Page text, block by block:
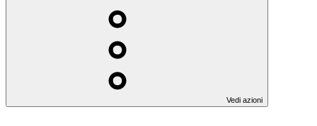
Vedi azioni